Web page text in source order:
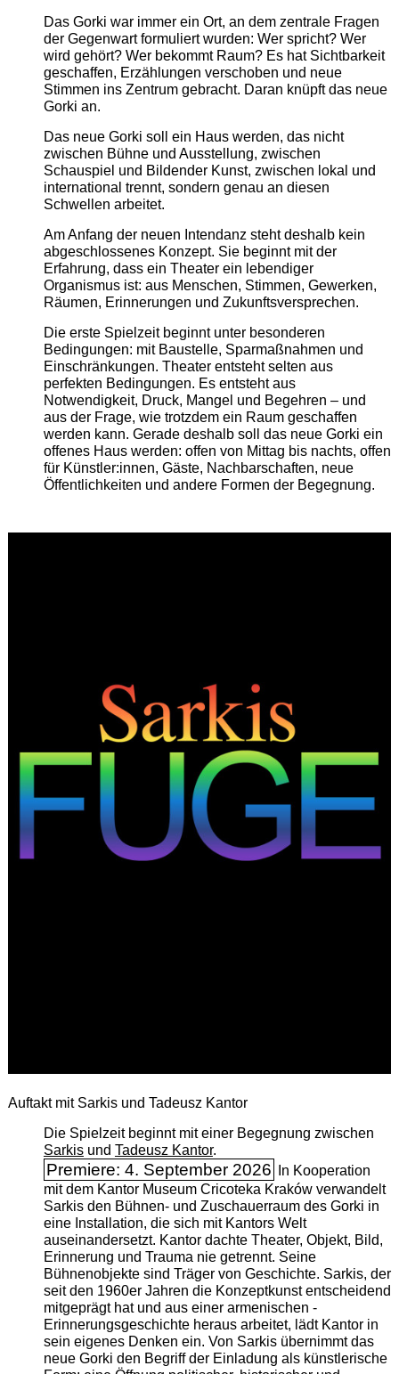
Das Gorki war immer ein Ort, an dem zentrale Fragen
der Gegenwart formuliert wurden: Wer spricht? Wer
wird gehört? Wer bekommt Raum? Es hat Sichtbarkeit
geschaffen, Erzählungen verschoben und neue
Stimmen ins Zentrum gebracht. Daran knüpft das neue
Gorki an.
Das neue Gorki soll ein Haus werden, das nicht
zwischen Bühne und Ausstellung, zwischen
Schauspiel und Bildender Kunst, zwischen lokal und
international trennt, sondern genau an diesen
Schwellen arbeitet.
Am Anfang der neuen Intendanz steht deshalb kein
abgeschlossenes Konzept. Sie beginnt mit der
Erfahrung, dass ein Theater ein lebendiger
Organismus ist: aus Menschen, Stimmen, Gewerken,
Räumen, Erinnerungen und Zukunftsversprechen.
Die erste Spielzeit beginnt unter besonderen
Bedingungen: mit Baustelle, Sparmaßnahmen und
Einschränkungen. Theater entsteht selten aus
perfekten Bedingungen. Es entsteht aus
Notwendigkeit, Druck, Mangel und Begehren – und
aus der Frage, wie trotzdem ein Raum geschaffen
werden kann. Gerade deshalb soll das neue Gorki ein
offenes Haus werden: offen von Mittag bis nachts, offen
für Künstler:innen, Gäste, Nachbarschaften, neue
Öffentlichkeiten und andere Formen der Begegnung.
Auftakt mit Sarkis und Tadeusz Kantor
Die Spielzeit beginnt mit einer Begegnung zwischen
Sarkisund Tadeusz Kantor.
Premiere: 4. September 2026
In Kooperation
mit dem Kantor Museum Cricoteka Kraków verwandelt
Sarkis den Bühnen- und Zuschauerraum des Gorki in
eine Installation, die sich mit Kantors Welt
auseinandersetzt. Kantor dachte Theater, Objekt, Bild,
Erinnerung und Trauma nie getrennt. Seine
Bühnenobjekte sind Träger von Geschichte. Sarkis, der
seit den 1960er Jahren die Konzeptkunst entscheidend
mitgeprägt hat und aus einer armenischen ­
Erinnerungsgeschichte heraus arbeitet, lädt Kantor in
sein eigenes Denken ein. Von Sarkis übernimmt das
neue Gorki den Begriff der Einladung als künstlerische